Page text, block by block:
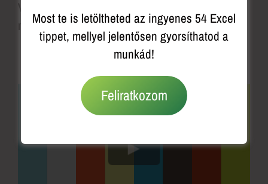
Vágj bele most és használd bátran a
munkádban!
MUTASD MIRŐL VAN SZÓ
Most te is letöltheted az ingyenes 54 Excel
tippet, mellyel jelentősen gyorsíthatod a
munkád!
Feliratkozom